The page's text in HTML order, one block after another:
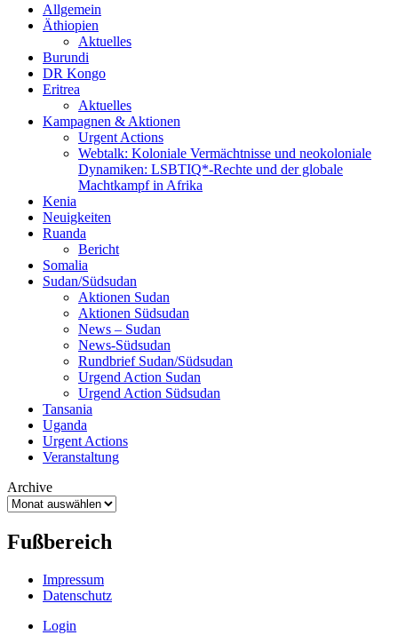
Allgemein
Äthiopien
Aktuelles
Burundi
DR Kongo
Eritrea
Aktuelles
Kampagnen & Aktionen
Urgent Actions
Webtalk: Koloniale Vermächtnisse und neokoloniale
Dynamiken: LSBTIQ*-Rechte und der globale
Machtkampf in Afrika
Kenia
Neuigkeiten
Ruanda
Bericht
Somalia
Sudan/Südsudan
Aktionen Sudan
Aktionen Südsudan
News – Sudan
News-Südsudan
Rundbrief Sudan/Südsudan
Urgend Action Sudan
Urgend Action Südsudan
Tansania
Uganda
Urgent Actions
Veranstaltung
Archive
Archive
Fußbereich
Impressum
Datenschutz
Login